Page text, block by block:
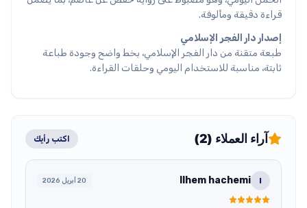
قراءة دقيقة ومألوفة.
إصدار دار الفجر الإسلامي
طبعة متقنة من دار الفجر الإسلامي، بخط واضح وجودة طباعة
ثابتة، مناسبة للاستخدام اليومي وحلقات القراءة.
آراء العملاء (2) اكتب رأيك
I
Ilhem hachemi 20 أبريل 2026